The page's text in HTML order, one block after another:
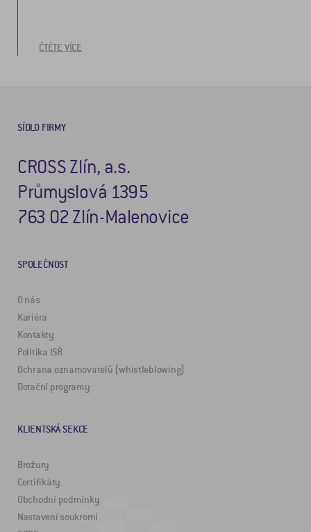
ČTĚTE VÍCE
SÍDLO FIRMY
CROSS Zlín, a.s.
Průmyslová 1395
763 02 Zlín-Malenovice
SPOLEČNOST
O nás
Kariéra
Kontakty
Politika ISŘ
Ochrana oznamovatelů (whistleblowing)
Dotační programy
KLIENTSKÁ SEKCE
Brožury
Certifikáty
Obchodní podmínky
Nastavení soukromí